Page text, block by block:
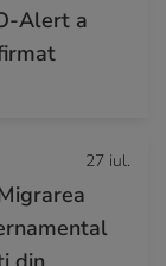
Alert a
27 iul.